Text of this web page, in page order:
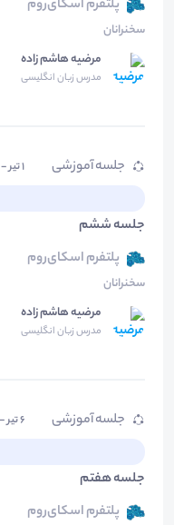
پلتفرم اسکای‌روم
سخنرانان
مرضیه هاشم زاده
مدرس زبان انگلیسی
جلسه آموزشی
۱ تیر - ۱۲:۳۰ تا ۱۳:۴۵
جلسه ششم
پلتفرم اسکای‌روم
سخنرانان
مرضیه هاشم زاده
مدرس زبان انگلیسی
جلسه آموزشی
۶ تیر - ۱۲:۳۰ تا ۱۳:۴۵
جلسه هفتم
پلتفرم اسکای‌روم